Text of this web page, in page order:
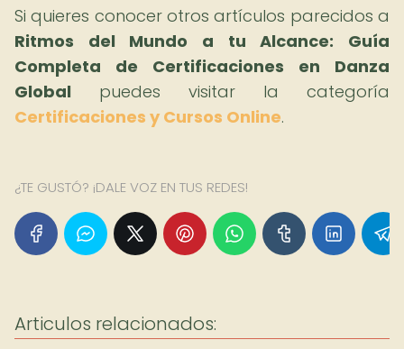
Si quieres conocer otros artículos parecidos a
Ritmos del Mundo a tu Alcance: Guía
Completa de Certificaciones en Danza
Global puedes visitar la categoría
Certificaciones y Cursos Online.
¿TE GUSTÓ? ¡DALE VOZ EN TUS REDES!
Articulos relacionados: